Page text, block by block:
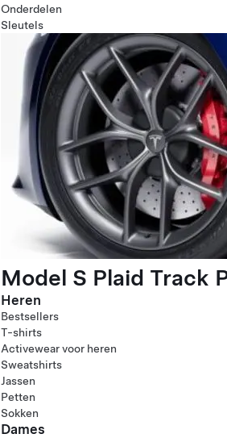
Onderdelen
Sleutels
Model S Plaid Track
Heren
Bestsellers
T-shirts
Activewear voor heren
Sweatshirts
Jassen
Petten
Sokken
Dames